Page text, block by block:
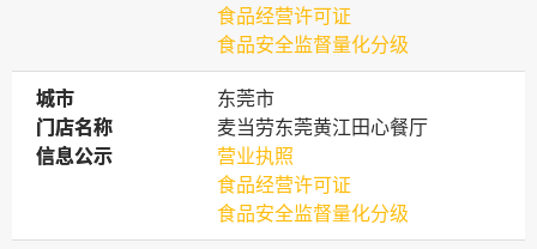
食品经营许可证
食品安全监督量化分级
城市
城市
东莞市
门店名称
门店名称
麦当劳东莞黄江田心餐厅
信息公示
信息公示
营业执照
食品经营许可证
食品安全监督量化分级